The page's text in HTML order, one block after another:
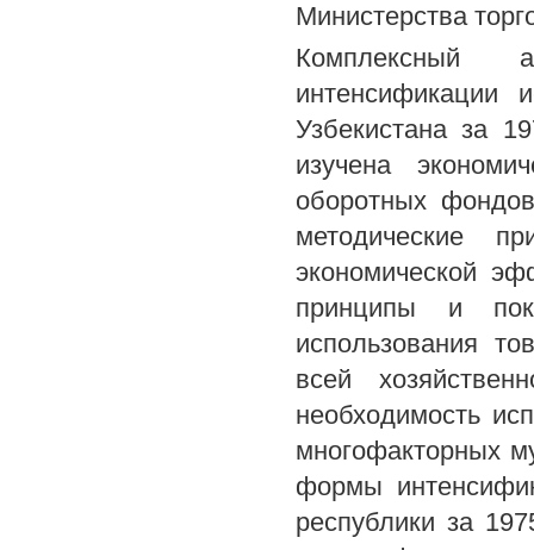
Министерства
Комплексный
интенсификации
Узбекистана за
изучена
оборотных
методические
экономической
принципы и
использования
всей
необходимость
многофакторных
формы
республики за